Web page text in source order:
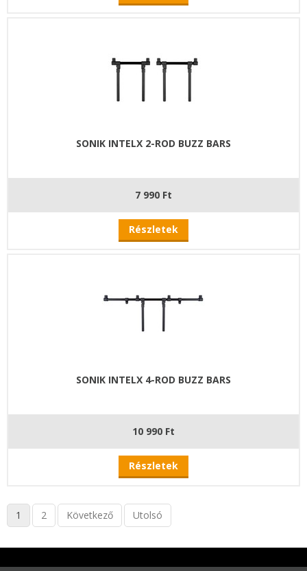
SONIK INTELX 2-ROD BUZZ BARS
7 990 Ft
Részletek
SONIK INTELX 4-ROD BUZZ BARS
10 990 Ft
Részletek
1 2 Következő Utolsó